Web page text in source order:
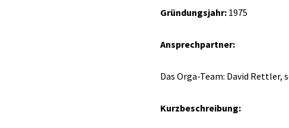
Gründungsjahr: 1975
Ansprechpartner:
Das Orga-Team: David Rettler,
Kurzbeschreibung: